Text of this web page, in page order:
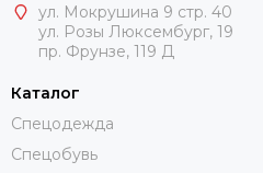
ул. Мокрушина 9 стр. 40
ул. Розы Люксембург, 19
пр. Фрунзе, 119 Д
Каталог
Спецодежда
Спецобувь